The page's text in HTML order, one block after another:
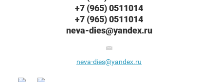
+7 (965) 0511014
+7 (965) 0511014
neva-dies@yandex.ru
neva-dies@yandex.ru